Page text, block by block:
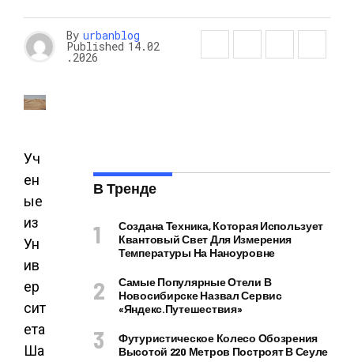
By urbanblog
Published 14.02
.2026
Уч
ен
ые
из
Ун
ив
ер
сит
ета
Ша
В Тренде
Создана Техника, Которая Использует
Квантовый Свет Для Измерения
Температуры На Наноуровне
Самые Популярные Отели В
Новосибирске Назвал Сервис
«Яндекс.Путешествия»
Футуристическое Колесо Обозрения
Высотой 220 Метров Построят В Сеуле